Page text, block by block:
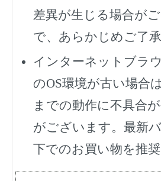
差異が生じる場合が
で、あらかじめご了
インターネットブラ
のOS環境が古い場合
までの動作に不具合
がございます。最新
下でのお買い物を推奨